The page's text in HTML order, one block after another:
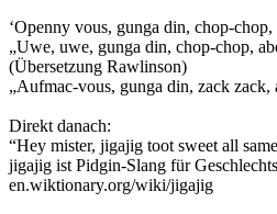
‘Openny vous, gunga din, chop-
„Uwe, uwe, gunga din, chop-chop,
(Übersetzung Rawlinson)
„Aufmac-vous, gunga din, zack zack,
Direkt danach:
“Hey mister, jigajig toot sweet all
jigajig ist Pidgin-Slang für
en.wiktionary.org/wiki/jigajig